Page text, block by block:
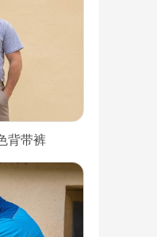
背带裤